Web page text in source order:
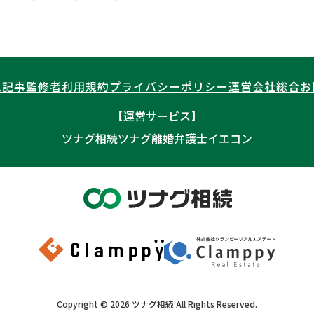
事監修者利用規約プライバシーポリシー運営会社総合
【運営サービス】
ツナグ相続ツナグ離婚弁護士イエコン
Copyright © 2026 ツナグ相続 All Rights Reserved.